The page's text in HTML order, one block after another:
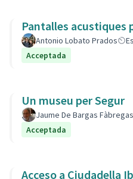
Pantalles acustiques
Antonio Lobato Prados
Acceptada
Un museu per Segur
Jaume De Bargas Fàbregas
Acceptada
Acceso a Ciudadella